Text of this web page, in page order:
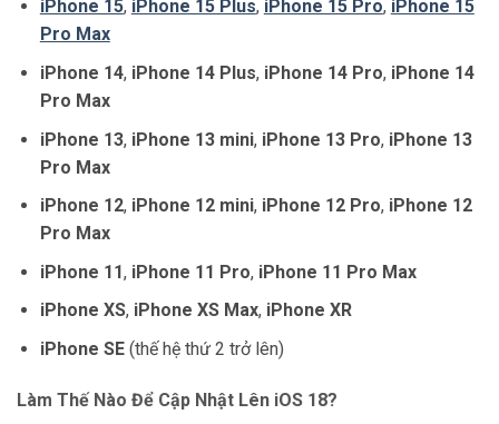
iPhone 15, iPhone 15 Plus, iPhone 15 Pro, iPhone 15
Pro Max
iPhone 14, iPhone 14 Plus, iPhone 14 Pro, iPhone 14
Pro Max
iPhone 13, iPhone 13 mini, iPhone 13 Pro, iPhone 13
Pro Max
iPhone 12, iPhone 12 mini, iPhone 12 Pro, iPhone 12
Pro Max
iPhone 11, iPhone 11 Pro, iPhone 11 Pro Max
iPhone XS, iPhone XS Max, iPhone XR
iPhone SE(thế hệ thứ 2 trở lên)
Làm Thế Nào Để Cập Nhật Lên iOS 18?